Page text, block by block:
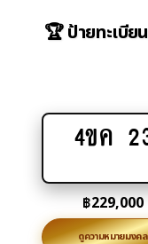
🏆 ป้ายทะเบี
4ขค
฿229,000
ดูความหมายมงคล